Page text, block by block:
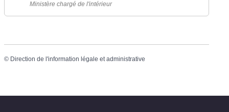
Ministère chargé de l'intérieur
© Direction de l'information légale et administrative